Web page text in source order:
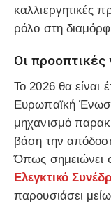
καλλιεργητικές
ρόλο στη
Οι προοπτικές
Το 2026 θα είναι
Ευρωπαϊκή
μηχανισμό
βάση την
Όπως σημειώνει
Ελεγκτικό
παρουσιάσει